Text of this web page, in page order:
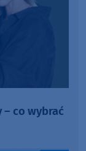
– co wybrać